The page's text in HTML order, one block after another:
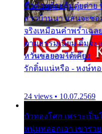
ชื่อต๋อยต้อยตุ้มตุ๋ยต่าย
สาวบ้านนา แสนจะซ
จริงเหมือนคำพร่ำเฉ
ตามธรรมเนียม ติ๋มจะ
หวั่นขอยอมได้เคียง
รักติ๋มแน่หรือ - หงษ์ทอ
24 views • 10.07.2569
บัวทองโศก เพราะเป็
หนุ่มหลอกเอา เขารว